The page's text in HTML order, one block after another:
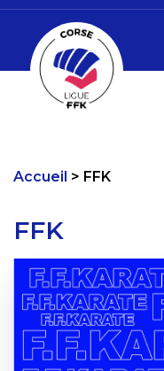
Accueil FFK
FFK